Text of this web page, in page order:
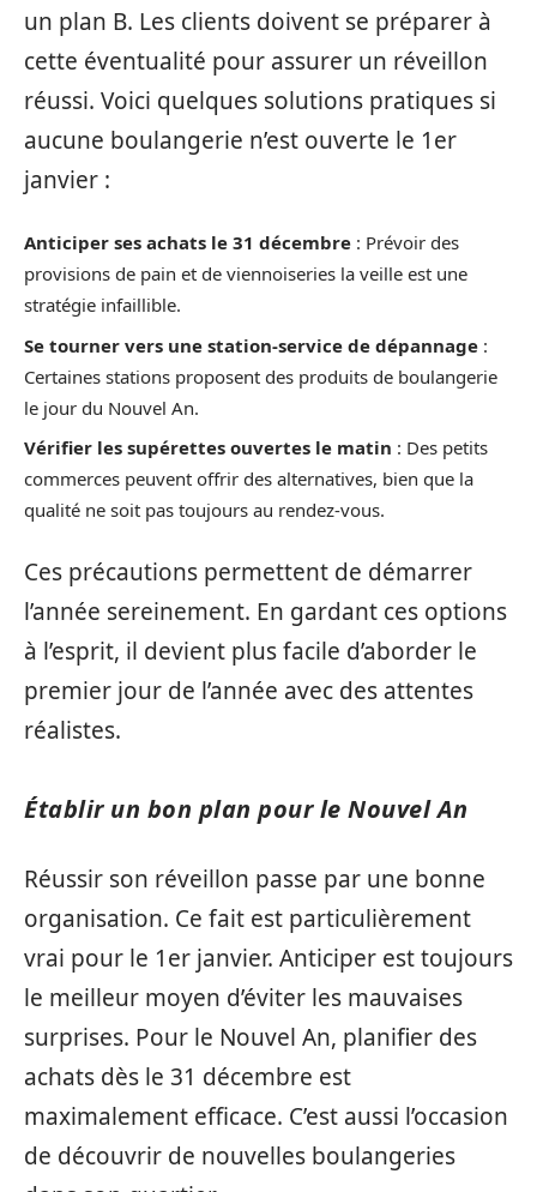
un plan B. Les clients doivent se préparer à
cette éventualité pour assurer un réveillon
réussi. Voici quelques solutions pratiques si
aucune boulangerie n’est ouverte le 1er
janvier :
Anticiper ses achats le 31 décembre : Prévoir des
provisions de pain et de viennoiseries la veille est une
stratégie infaillible.
Se tourner vers une station-service de dépannage :
Certaines stations proposent des produits de boulangerie
le jour du Nouvel An.
Vérifier les supérettes ouvertes le matin : Des petits
commerces peuvent offrir des alternatives, bien que la
qualité ne soit pas toujours au rendez-vous.
Ces précautions permettent de démarrer
l’année sereinement. En gardant ces options
à l’esprit, il devient plus facile d’aborder le
premier jour de l’année avec des attentes
réalistes.
Établir un bon plan pour le Nouvel An
Réussir son réveillon passe par une bonne
organisation. Ce fait est particulièrement
vrai pour le 1er janvier. Anticiper est toujours
le meilleur moyen d’éviter les mauvaises
surprises. Pour le Nouvel An, planifier des
achats dès le 31 décembre est
maximalement efficace. C’est aussi l’occasion
de découvrir de nouvelles boulangeries